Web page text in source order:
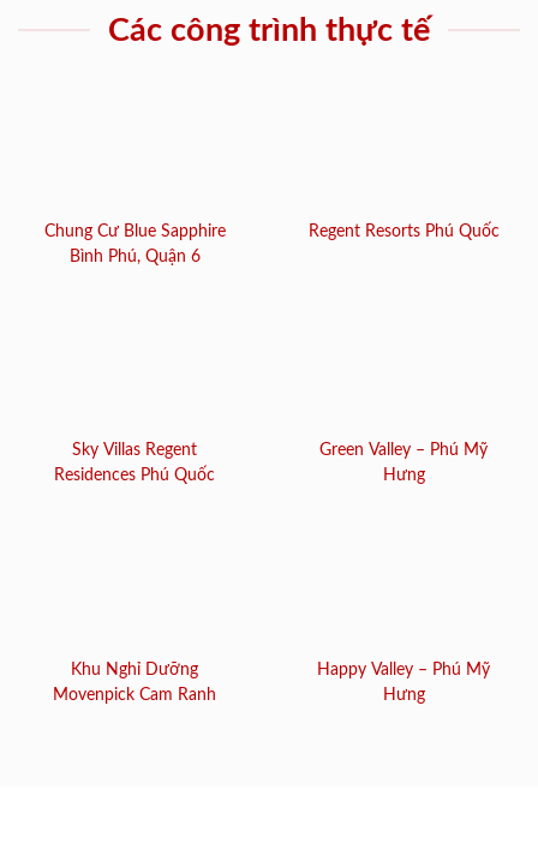
Các công trình thực tế
Chung Cư Blue Sapphire
Bình Phú, Quận 6
Regent Resorts Phú Quốc
Sky Villas Regent
Residences Phú Quốc
Green Valley – Phú Mỹ
Hưng
Khu Nghỉ Dưỡng
Movenpick Cam Ranh
Happy Valley – Phú Mỹ
Hưng